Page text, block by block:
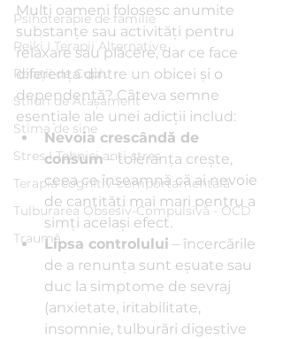
Psihoterapie de familie
Reiki I Terapii Alternative
Relații de Cuplu
Stiluri de Atașament
Stima de sine
Stres I Tehnici anti-stres
Terapia cognitiv-comportamentală
Tulburarea Obsesiv-Compulsivă - OCD
Traumă
Mulți oameni folosesc anumite
substanțe sau activități pentru
relaxare sau plăcere, dar ce face
diferența dintre un obicei și o
dependență? Câteva semne
esențiale ale unei adicții includ:
Nevoia crescândă de
consum – toleranța crește,
ceea ce înseamnă că ai nevoie
de cantități mai mari pentru a
simți același efect.
Lipsa controlului – încercările
de a renunța sunt eșuate sau
duc la simptome de sevraj
(anxietate, iritabilitate,
insomnie, tulburări digestive